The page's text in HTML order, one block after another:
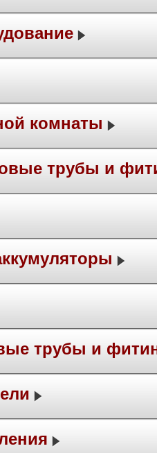
комнаты
трубы и
трубы и